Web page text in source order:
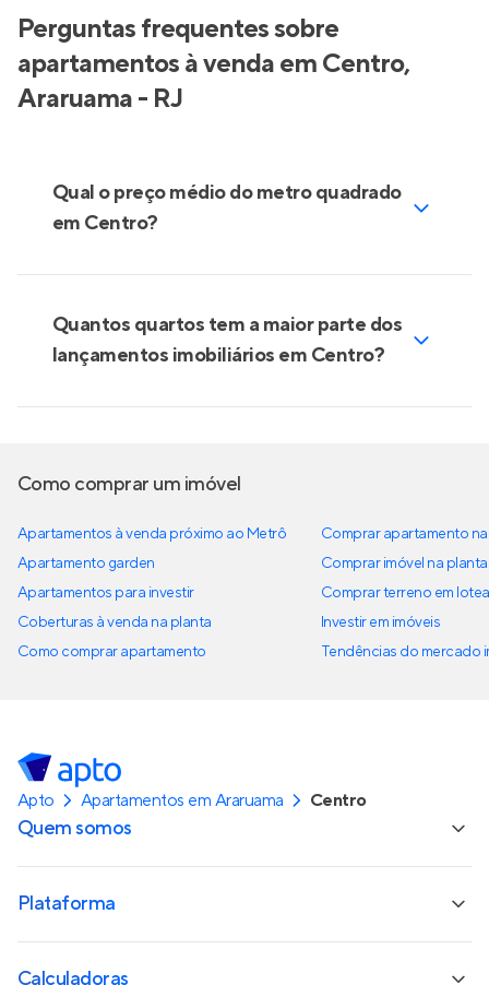
Perguntas frequentes sobre
apartamentos à venda em Centro,
Araruama - RJ
Qual o preço médio do metro quadrado
em Centro?
Quantos quartos tem a maior parte dos
lançamentos imobiliários em Centro?
Como comprar um imóvel
Apartamentos à venda próximo ao Metrô
Apartamento garden
Apartamentos para investir
Coberturas à venda na planta
Como comprar apartamento
Comprar apartamento
Comprar imóvel na planta
Comprar terreno em
Investir em imóveis
Tendências do mercado
Apto Apartamentos em Araruama Centro
Quem somos
Plataforma
Calculadoras